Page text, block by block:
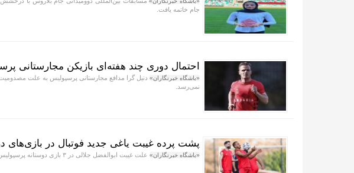
جام خاتمه یافت.
احتمال دوری چند هفته‌ای بازیکن مجارستانی
«باشگاه خبرنگاران»
نمی‌رسد.
پشت پرده غیبت یاغی جدید فوتبال در بازی‌های
«باشگاه خبرنگاران» علت غیبت ابوالفضل جلالی در ۳ بازی دوستانه پرسپولیس در اردوی ترکیه مشخص شد.